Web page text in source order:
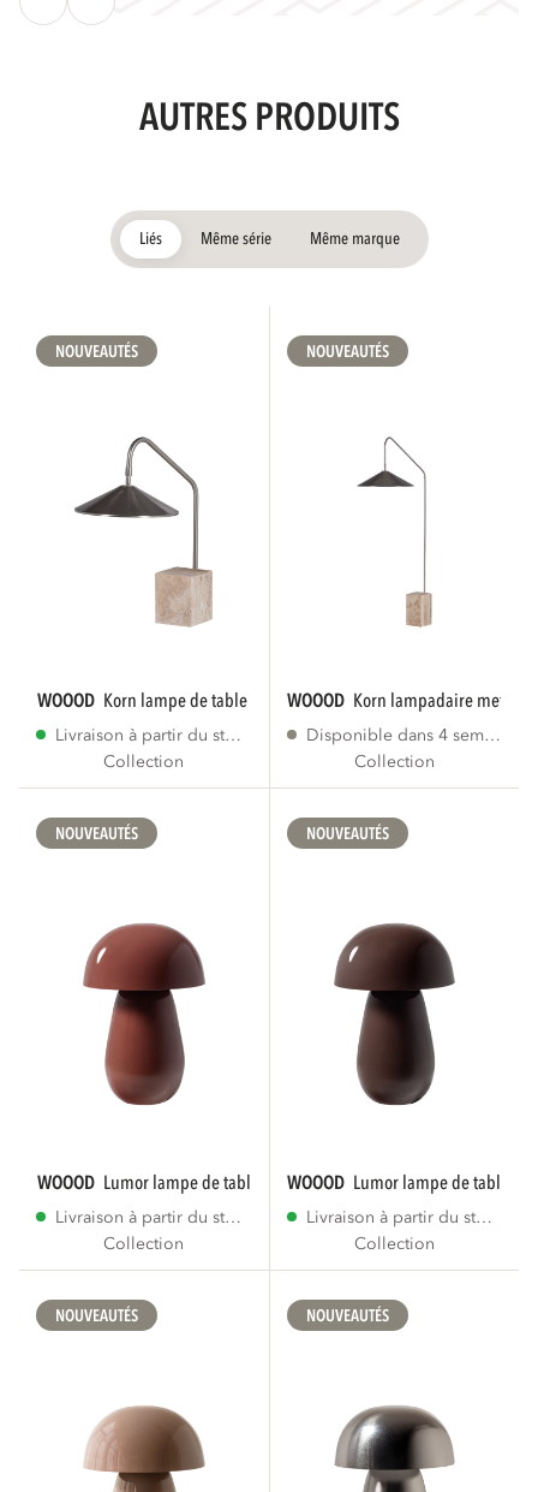
AUTRES PRODUITS
Liés Même série Même marque
NOUVEAUTÉS
WOOOD korn lampe de table metal chrome
Livraison à partir du stock
Collection
NOUVEAUTÉS
WOOOD korn lampadaire metal
Disponible dans 4 semaines
Collection
NOUVEAUTÉS
WOOOD lumor lampe de table métal haut...
Livraison à partir du stock
Collection
NOUVEAUTÉS
WOOOD lumor lampe de table
Livraison à partir du stock
Collection
NOUVEAUTÉS NOUVEAUTÉS